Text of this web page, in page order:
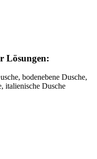
Lösungen:
bodenebene Dusche,
italienische Dusche